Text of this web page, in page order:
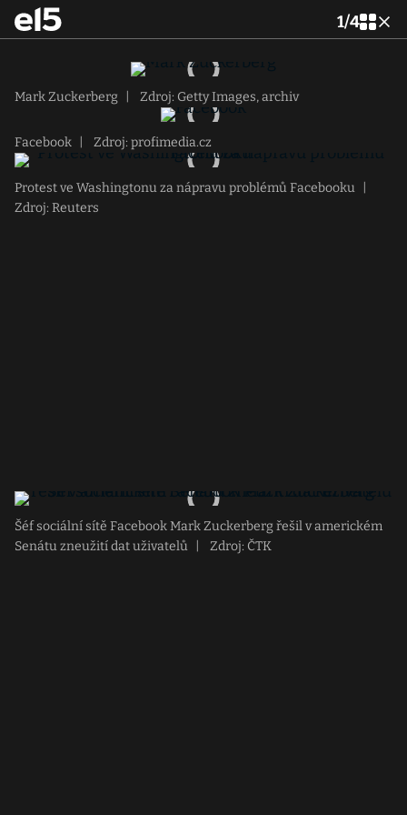
1/4
Mark Zuckerberg Zdroj: Getty Images, archiv
Facebook Zdroj: profimedia.cz
Protest ve Washingtonu za nápravu problémů Facebooku
Zdroj: Reuters
Šéf sociální sítě Facebook Mark Zuckerberg řešil v americkém
Senátu zneužití dat uživatelů
Zdroj: ČTK